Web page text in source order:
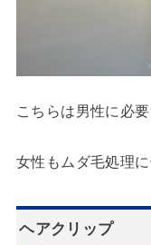
こちらは男性に必要
女性もムダ毛処理
ヘアクリップ